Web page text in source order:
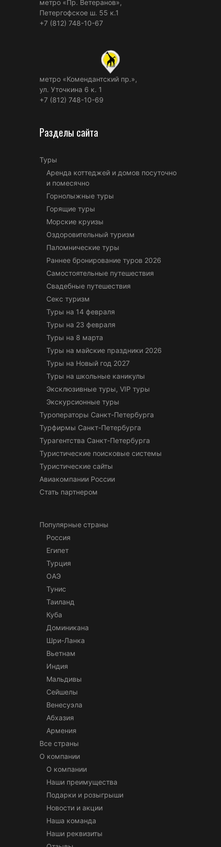
метро «Пр. Ветеранов»,
Петергофское ш. 55 к.1
+7 (812) 748-10-67
метро «Комендантский пр.»,
ул. Уточкина 6 к. 1
+7 (812) 748-10-69
Разделы сайта
Туры
Аренда коттеджей и домов посуточно
и помесячно
Горнолыжные туры
Горящие туры
Морские круизы
Оздоровительный туризм
Паломнические туры
Раннее бронирование туров 2026
Самостоятельные путешествия
Свадебные путешествия
Секс туризм
Туры на 14 февраля
Туры на 23 февраля
Туры на 8 марта
Туры на майские праздники 2026
Туры на Новый год 2027
Туры на школьные каникулы
Эксклюзивные туры, VIP туры
Экскурсионные туры
Туроператоры Санкт-Петербурга
Турфирмы Санкт-Петербурга
Турагентства Санкт-Петербурга
Туристические поисковые системы
Туристические сайты
Авиакомпании России
Стать партнером
Популярные страны
Россия
Египет
Турция
ОАЭ
Тунис
Таиланд
Куба
Доминикана
Шри-Ланка
Вьетнам
Индия
Мальдивы
Сейшелы
Венесуэла
Абхазия
Армения
Все страны
О компании
О компании
Наши преимущества
Подарки и розыгрыши
Новости и акции
Наша команда
Наши реквизиты